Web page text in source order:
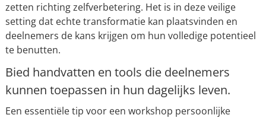
zetten richting zelfverbetering. Het is in deze veilige
setting dat echte transformatie kan plaatsvinden en
deelnemers de kans krijgen om hun volledige potentieel
te benutten.
Bied handvatten en tools die deelnemers
kunnen toepassen in hun dagelijks leven.
Een essentiële tip voor een workshop persoonlijke